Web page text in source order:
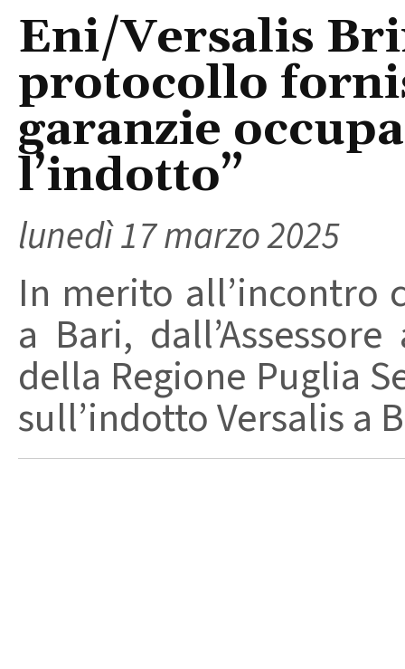
Eni/Versalis
protocollo
garanzie
l’indotto”
lunedì 17 marzo 2025
In merito all’incontro
a Bari,
della Regione Puglia
sull’indotto Versalis a